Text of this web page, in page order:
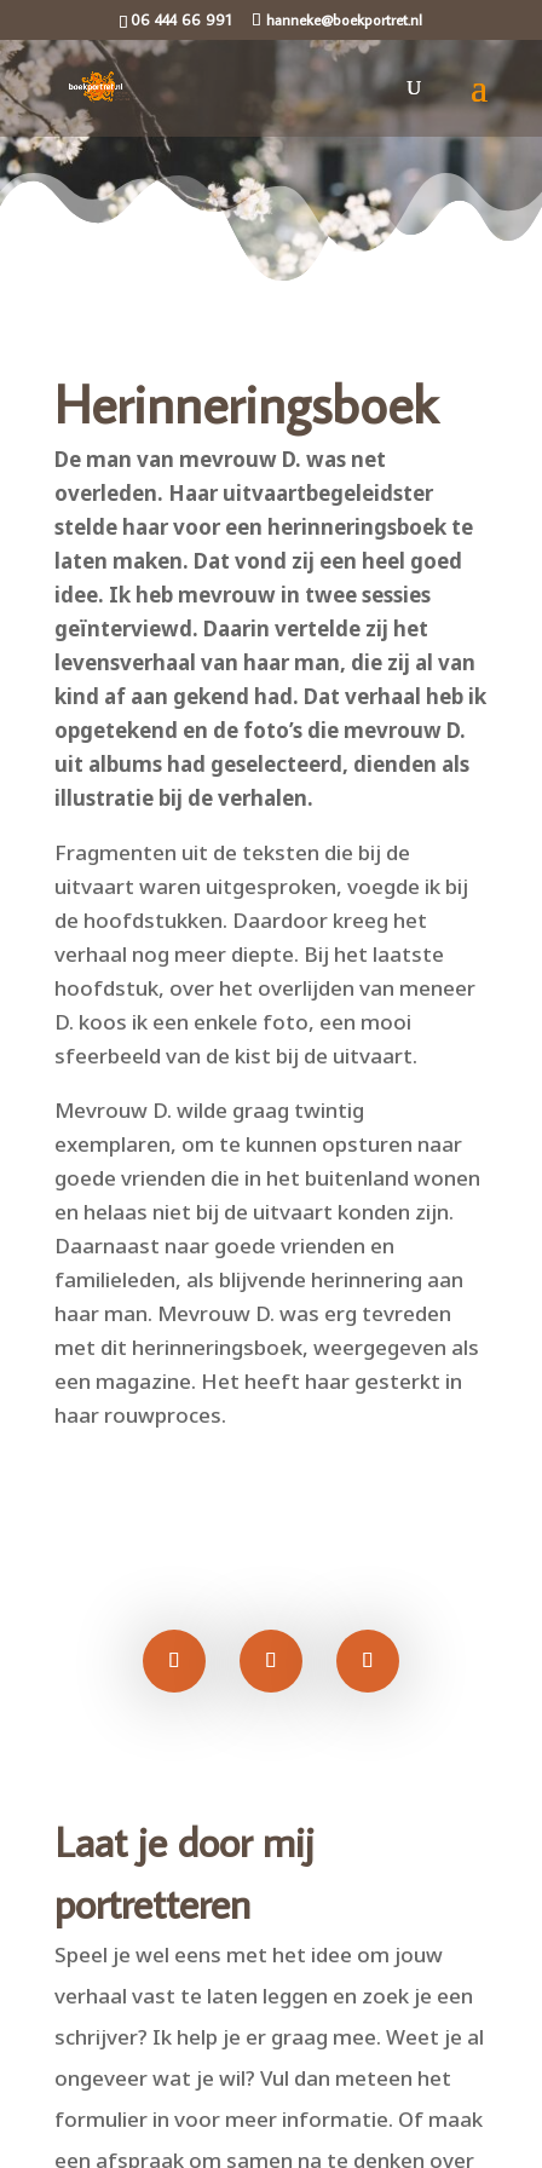
06 444 66 991 hanneke@boekportret.nl
Herinneringsboek
De man van mevrouw D. was net
overleden. Haar uitvaartbegeleidster
stelde haar voor een herinneringsboek te
laten maken. Dat vond zij een heel goed
idee. Ik heb mevrouw in twee sessies
geïnterviewd. Daarin vertelde zij het
levensverhaal van haar man, die zij al van
kind af aan gekend had. Dat verhaal heb ik
opgetekend en de foto’s die mevrouw D.
uit albums had geselecteerd, dienden als
illustratie bij de verhalen.
Fragmenten uit de teksten die bij de
uitvaart waren uitgesproken, voegde ik bij
de hoofdstukken. Daardoor kreeg het
verhaal nog meer diepte. Bij het laatste
hoofdstuk, over het overlijden van meneer
D. koos ik een enkele foto, een mooi
sfeerbeeld van de kist bij de uitvaart.
Mevrouw D. wilde graag twintig
exemplaren, om te kunnen opsturen naar
goede vrienden die in het buitenland wonen
en helaas niet bij de uitvaart konden zijn.
Daarnaast naar goede vrienden en
familieleden, als blijvende herinnering aan
haar man. Mevrouw D. was erg tevreden
met dit herinneringsboek, weergegeven als
een magazine. Het heeft haar gesterkt in
haar rouwproces.
Laat je door mij
portretteren
Speel je wel eens met het idee om jouw
verhaal vast te laten leggen en zoek je een
schrijver? Ik help je er graag mee. Weet je al
ongeveer wat je wil? Vul dan meteen het
formulier in voor meer informatie. Of maak
een afspraak om samen na te denken over